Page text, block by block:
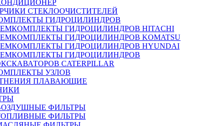
СТЕКЛООЧИСТИТЕЛЕЙ
ГИДРОЦИЛИНДРОВ
ГИДРОЦИЛИНДРОВ HITACHI
ГИДРОЦИЛИНДРОВ KOMATSU
ГИДРОЦИЛИНДРОВ HYUNDAI
ГИДРОЦИЛИНДРОВ
CATERPILLAR
УЗЛОВ
ПЛАВАЮЩИЕ
ФИЛЬТРЫ
ФИЛЬТРЫ